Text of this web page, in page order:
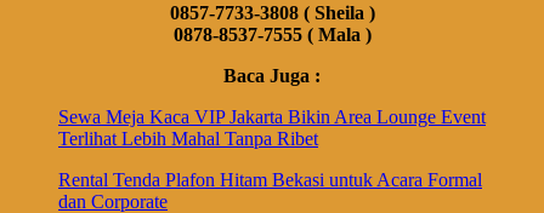
0857-7733-3808 ( Sheila )
0878-8537-7555 ( Mala )
Baca Juga :
Sewa Meja Kaca VIP Jakarta Bikin Area Lounge Event
Terlihat Lebih Mahal Tanpa Ribet
Rental Tenda Plafon Hitam Bekasi untuk Acara Formal
dan Corporate